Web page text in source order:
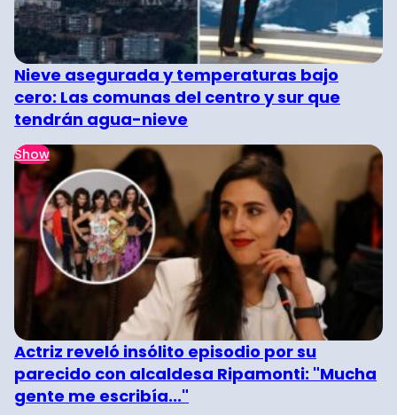
Nieve asegurada y temperaturas bajo
cero: Las comunas del centro y sur que
tendrán agua-nieve
Show
Actriz reveló insólito episodio por su
parecido con alcaldesa Ripamonti: "Mucha
gente me escribía..."